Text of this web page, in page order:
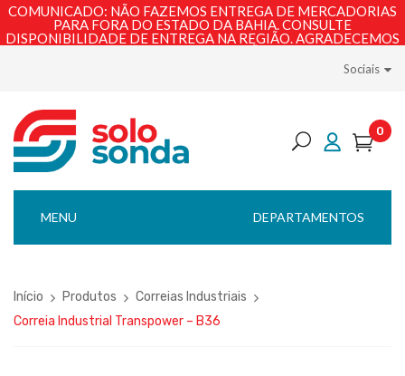
COMUNICADO: NÃO FAZEMOS ENTREGA DE MERCADORIAS
PARA FORA DO ESTADO DA BAHIA. CONSULTE
DISPONIBILIDADE DE ENTREGA NA REGIÃO. AGRADECEMOS
Sociais
0
DEPARTAMENTOS
MENU
Início Produtos
Correias Industriais
Correia Industrial Transpower – B36